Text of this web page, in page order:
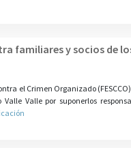
familiares y socios de
el Crimen Organizado
Valle por suponerlos